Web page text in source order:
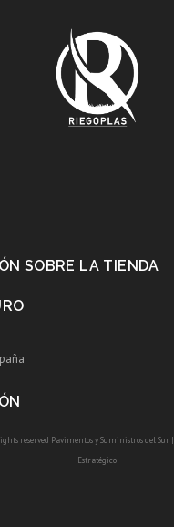
SOBRE LA TIENDA
reserved Pavimentos y Suministros del Sur |
Estratégico